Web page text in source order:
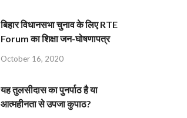
बिहार विधानसभा चुनाव के लिए RTE
Forum का शिक्षा जन-घोषणापत्र
October 16, 2020
यह तुलसीदास का पुनर्पाठ है या
आत्महीनता से उपजा कुपाठ?